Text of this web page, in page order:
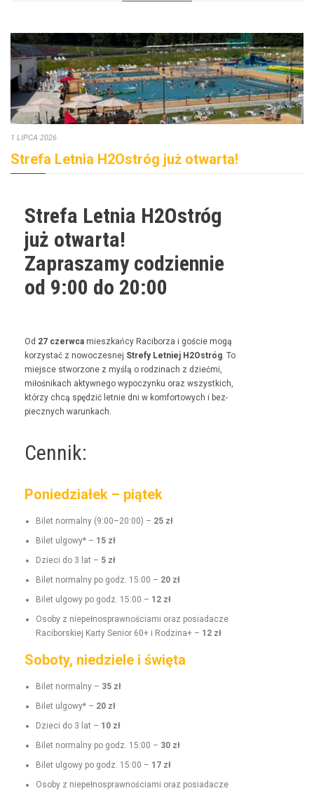
1 LIPCA 2026
Strefa Letnia H2Ostróg już otwarta!
Strefa Letnia H2Ostróg
już otwarta!
Zapraszamy codziennie
od 9:00 do 20:00
Od 27 czer­w­ca mieszkań­cy Raci­borza i goś­cie mogą
korzys­tać z nowoczes­nej Stre­fy Let­niej H2Ostróg. To
miejsce stwor­zone z myślą o rodz­i­nach z dzieć­mi,
miłośnikach akty­wnego wypoczynku oraz wszys­t­kich,
którzy chcą spędz­ić let­nie dni w kom­for­towych i bez­
piecznych warunkach.
Cennik:
Poniedziałek – piątek
Bilet nor­mal­ny (9:00–20:00) – 25 zł
Bilet ulgo­wy* – 15 zł
Dzieci do 3 lat – 5 zł
Bilet nor­mal­ny po godz. 15:00 – 20 zł
Bilet ulgo­wy po godz. 15:00 – 12 zł
Oso­by z niepełnosprawnoś­ci­a­mi oraz posi­adacze
Raci­borskiej Kar­ty Senior 60+ i Rodz­i­na+ – 12 zł
Soboty, niedziele i święta
Bilet nor­mal­ny – 35 zł
Bilet ulgo­wy* – 20 zł
Dzieci do 3 lat – 10 zł
Bilet nor­mal­ny po godz. 15:00 – 30 zł
Bilet ulgo­wy po godz. 15:00 – 17 zł
Oso­by z niepełnosprawnoś­ci­a­mi oraz posi­adacze